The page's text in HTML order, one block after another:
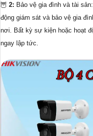
🦉 2: Bảo vệ gia đình và tài
động giám sát và bảo vệ gia
nơi. Bất kỳ sự kiện hoặc hoạt
ngay lập tức.